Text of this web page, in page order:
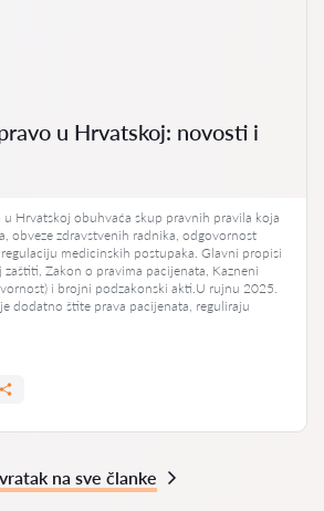
u Hrvatskoj: novosti i
Hrvatskoj obuhvaća skup pravnih pravila koja
obveze zdravstvenih radnika, odgovornost
medicinskih postupaka. Glavni propisi
Zakon o pravima pacijenata, Kazneni
i brojni podzakonski akti.U rujnu 2025.
dodatno štite prava pacijenata, reguliraju
na sve članke